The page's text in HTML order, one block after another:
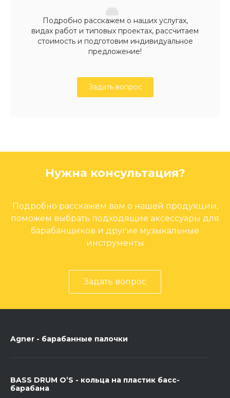
Подробно расскажем о наших услугах,
видах работ и типовых проектах, рассчитаем
стоимость и подготовим индивидуальное
предложение!
Задать вопрос
Нужна консультация?
Подробно расскажем вам о нашей продукции,
поможем выбрать подходящие аксессуары для
барабанщиков и другие музыкальные
инструменты
Задать вопрос
Agner - барабанные палочки
BASS DRUM O’S - кольца на пластик басс-
барабана